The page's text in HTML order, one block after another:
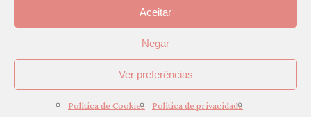
Aceitar
Negar
Ver preferências
Política de Cookies Política de privacidade